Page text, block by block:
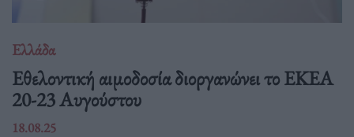
Ελλάδα
Eθελοντική αιμοδοσία διοργανώνει το ΕΚΕΑ
20-23 Αυγούστου
18.08.25